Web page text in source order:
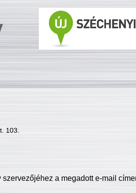
103.
a megadott e-mail